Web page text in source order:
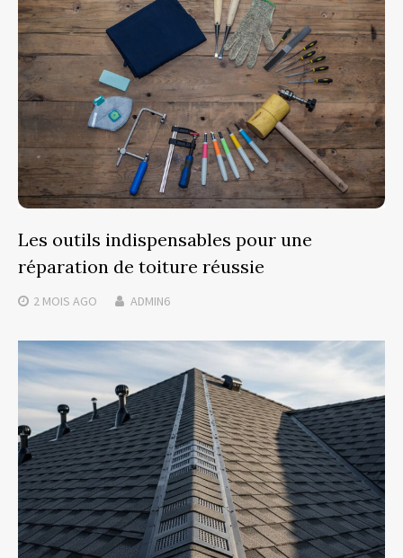
Les outils indispensables pour une
réparation de toiture réussie
2 MOIS AGO ADMIN6